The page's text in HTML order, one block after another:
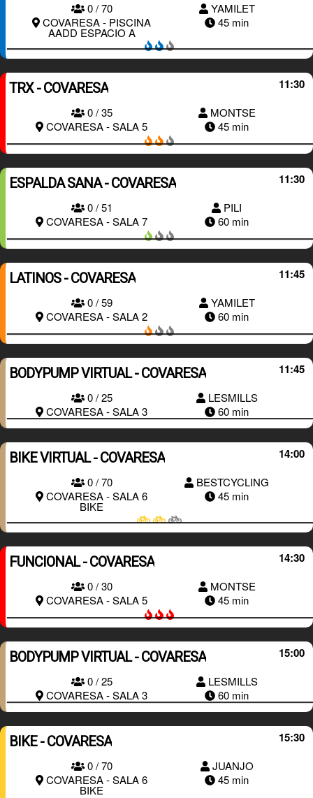
0 / 70
YAMILET
COVARESA - PISCINA
AADD ESPACIO A
45 min
RESERVAR
11:30
TRX - COVARESA
0 / 35
MONTSE
COVARESA - SALA 5
45 min
11:30
ESPALDA SANA - COVARESA
0 / 51
PILI
COVARESA - SALA 7
60 min
11:45
LATINOS - COVARESA
0 / 59
YAMILET
COVARESA - SALA 2
60 min
11:45
BODYPUMP VIRTUAL - COVARESA
0 / 25
LESMILLS
COVARESA - SALA 3
60 min
14:00
BIKE VIRTUAL - COVARESA
0 / 70
BESTCYCLING
COVARESA - SALA 6
BIKE
45 min
RESERVAR
14:30
FUNCIONAL - COVARESA
0 / 30
MONTSE
COVARESA - SALA 5
45 min
15:00
BODYPUMP VIRTUAL - COVARESA
0 / 25
LESMILLS
COVARESA - SALA 3
60 min
15:30
BIKE - COVARESA
0 / 70
JUANJO
COVARESA - SALA 6
BIKE
45 min
RESERVAR